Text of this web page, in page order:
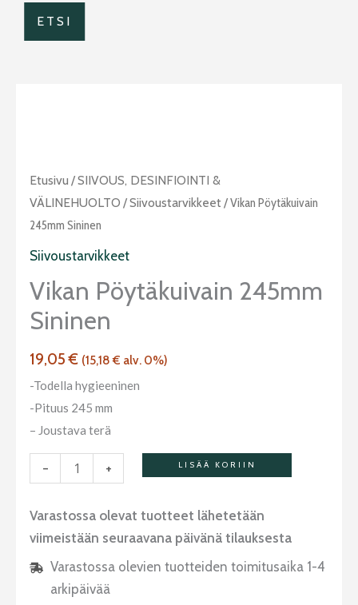
Etusivu /SIIVOUS, DESINFIOINTI &
VÄLINEHUOLTO /Siivoustarvikkeet/ Vikan Pöytäkuivain
245mm Sininen
Siivoustarvikkeet
Vikan Pöytäkuivain 245mm
Sininen
19,05€ (15,18€ alv. 0%)
-Todella hygieeninen
-Pituus 245 mm
– Joustava terä
-
Vikan
pöytäkuivain
245mm
sininen
+ LISÄÄ KORIIN
Varastossa olevat tuotteet lähetetään
viimeistään seuraavana päivänä tilauksesta
Varastossa olevien tuotteiden toimitusaika 1-4
arkipäivää
ETSI